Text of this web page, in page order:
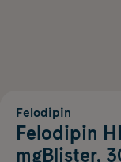
Felodipin
Felodipin
mgBlister,